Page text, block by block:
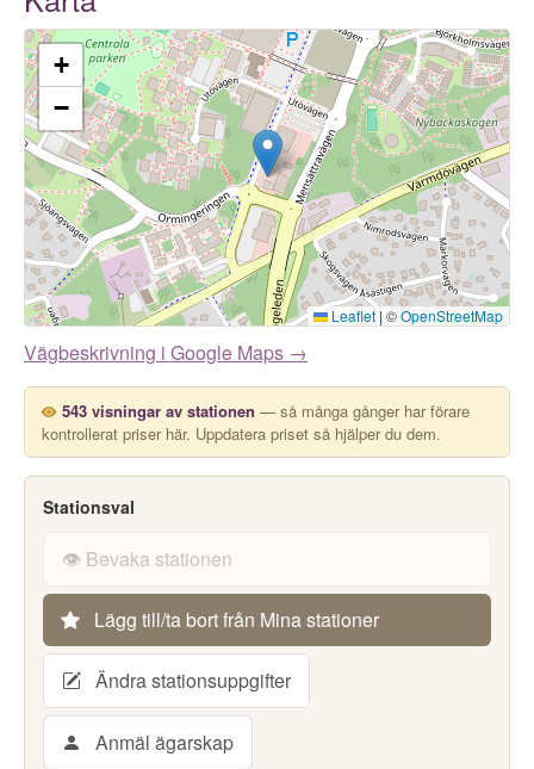
+
−
Leaflet | ©OpenStreetMap
Vägbeskrivning i Google Maps →
543 visningar av stationen — så många gånger har förare
kontrollerat priser här. Uppdatera priset så hjälper du dem.
Stationsval
👁️ Bevaka stationen
Lägg till/ta bort från Mina stationer
Ändra stationsuppgifter
Anmäl ägarskap